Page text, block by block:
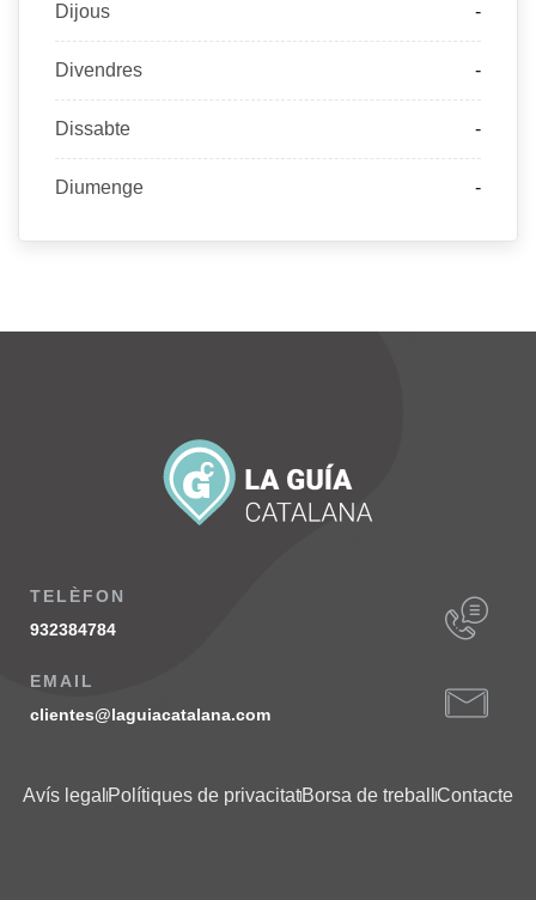
Dijous -
Divendres -
Dissabte -
Diumenge -
TELÈFON
932384784
EMAIL
clientes@laguiacatalana.com
Avís legal Polítiques de privacitatBorsa de treball Contacte